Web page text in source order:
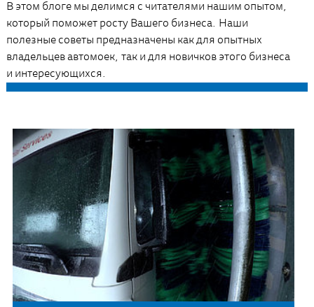
В этом блоге мы делимся с читателями нашим опытом,
который поможет росту Вашего бизнеса. Наши
полезные советы предназначены как для опытных
владельцев автомоек, так и для новичков этого бизнеса
и интересующихся.